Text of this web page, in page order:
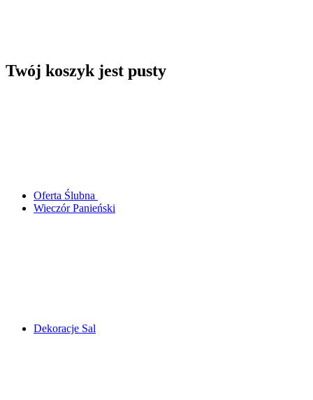
Twój koszyk jest pusty
Oferta Ślubna
Wieczór Panieński
Dekoracje Sal